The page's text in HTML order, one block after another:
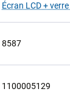
Écran LCD +
8587
1100005129